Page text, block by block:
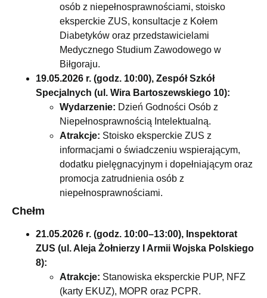
osób z niepełnosprawnościami, stoisko
eksperckie ZUS, konsultacje z Kołem
Diabetyków oraz przedstawicielami
Medycznego Studium Zawodowego w
Biłgoraju.
19.05.2026 r. (godz. 10:00), Zespół Szkół
Specjalnych (ul. Wira Bartoszewskiego 10):
Wydarzenie: Dzień Godności Osób z
Niepełnosprawnością Intelektualną.
Atrakcje: Stoisko eksperckie ZUS z
informacjami o świadczeniu wspierającym,
dodatku pielęgnacyjnym i dopełniającym oraz
promocja zatrudnienia osób z
niepełnosprawnościami.
Chełm
21.05.2026 r. (godz. 10:00–13:00), Inspektorat
ZUS (ul. Aleja Żołnierzy I Armii Wojska Polskiego
8):
Atrakcje: Stanowiska eksperckie PUP, NFZ
(karty EKUZ), MOPR oraz PCPR.